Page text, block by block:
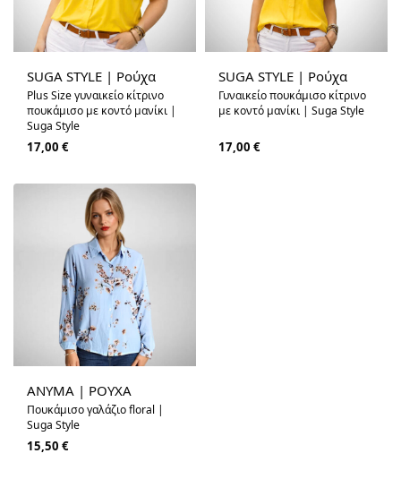
SUGA STYLE | Ρούχα
Plus Size γυναικείο κίτρινο
πουκάμισο με κοντό μανίκι |
Suga Style
17,00 €
SUGA STYLE | Ρούχα
Γυναικείο πουκάμισο κίτρινο
με κοντό μανίκι | Suga Style
17,00 €
ANYMA | ΡΟΥΧΑ
Πουκάμισο γαλάζιο floral |
Suga Style
15,50 €